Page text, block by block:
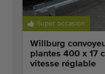
Super occasion
Willburg
plantes 400 x 17
vitesse réglable